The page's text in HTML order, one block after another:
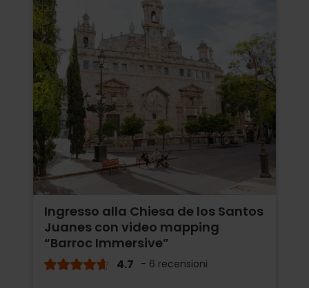
Ingresso alla Chiesa de los Santos
Juanes con video mapping
“Barroc Immersive”
4.7 - 6 recensioni